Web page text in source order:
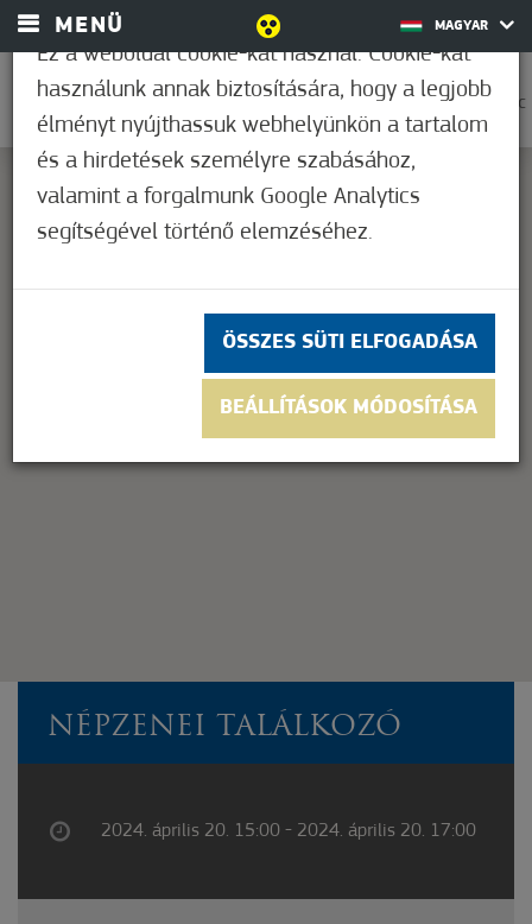
MENÜ MAGYAR
0
21,1°C
This page can't load Google Maps correctly.
Do you own this website? OK
NÉPZENEI TALÁLKOZÓ
2024. április 20. 15:00 - 2024. április 20. 17:00
Ez a weboldal cookie-kat használ. Cookie-kat
használunk annak biztosítására, hogy a legjobb
élményt nyújthassuk webhelyünkön a tartalom
és a hirdetések személyre szabásához,
valamint a forgalmunk Google Analytics
segítségével történő elemzéséhez.
ÖSSZES SÜTI ELFOGADÁSA
BEÁLLÍTÁSOK MÓDOSÍTÁSA